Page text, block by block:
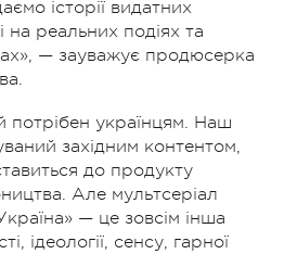
історії видатних
на реальних подіях та
— зауважує продюсерка
потрібен українцям. Наш
західним контентом,
до продукту
Але мультсеріал
— це зовсім інша
ідеології, сенсу, гарної